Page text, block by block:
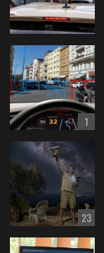
1
23